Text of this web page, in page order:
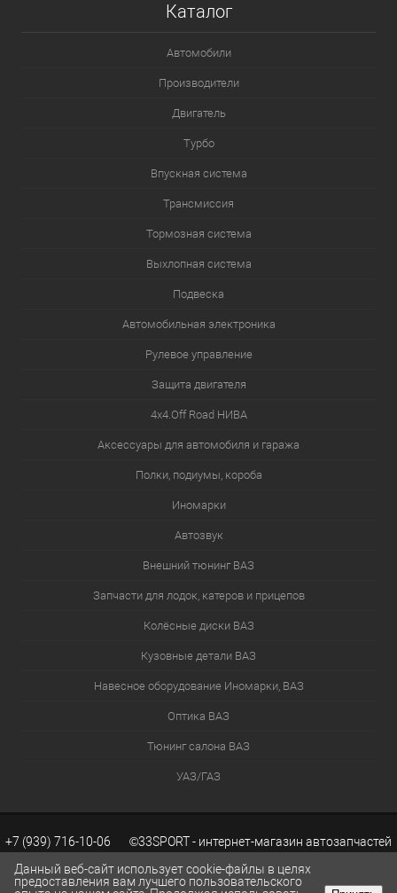
Каталог
Автомобили
Производители
Двигатель
Турбо
Впускная система
Трансмиссия
Тормозная система
Выхлопная система
Подвеска
Автомобильная электроника
Рулевое управление
Защита двигателя
4х4.Off Road НИВА
Аксессуары для автомобиля и гаража
Полки, подиумы, короба
Иномарки
Автозвук
Внешний тюнинг ВАЗ
Запчасти для лодок, катеров и прицепов
Колёсные диски ВАЗ
Кузовные детали ВАЗ
Навесное оборудование Иномарки, ВАЗ
Оптика ВАЗ
Тюнинг салона ВАЗ
УАЗ/ГАЗ
+7 (939) 716-10-06 ©33SPORT - интернет-магазин автозапчастей
Данный веб-сайт использует cookie-файлы в целях
предоставления вам лучшего пользовательского